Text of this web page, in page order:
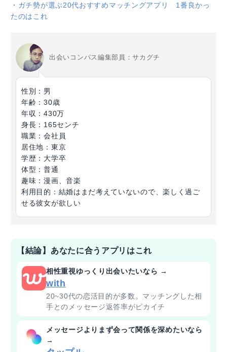
・ ガチ勢が選ぶ20代おすすめマッチングアプリ 1番良かっ
たのはこれ
出会いコンパス編集部員：サカグチ
性別：男
年齢：30歳
年収：430万
身長：165センチ
職業：会社員
居住地：東京
学歴：大学卒
体型：普通
趣味：漫画、音楽
利用目的：結婚はまだ考えていないので、楽しく過ご
せる彼女が欲しい
【結論】あなたに合うアプリはこれ
相性重視ゆっくり出会いたいなら →
with
20~30代の恋活目的が多数。マッチングした相
手とのメッセージ返答率がピカイチ
メッセージよりまず会って関係を深めたいなら
→